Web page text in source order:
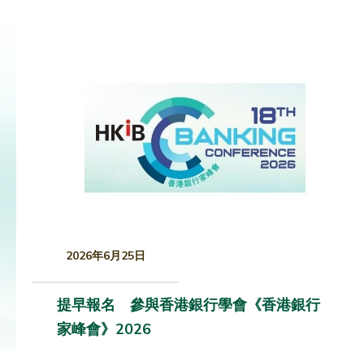
2026年6月25日
提早報名 參與香港銀行學會《香港銀行
家峰會》2026